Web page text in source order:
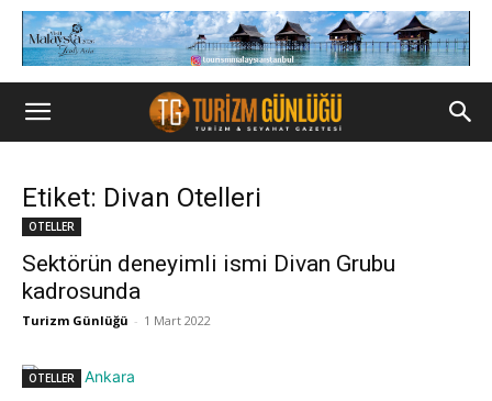
Etiket: Divan Otelleri
OTELLER
Sektörün deneyimli ismi Divan Grubu
kadrosunda
Turizm Günlüğü - 1 Mart 2022
OTELLER